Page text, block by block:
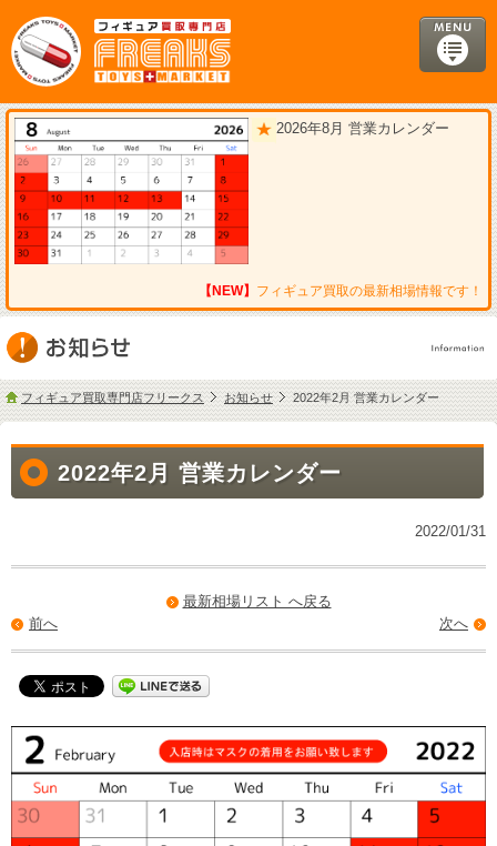
2026年8月 営業カレンダー
【NEW】 フィギュア買取の最新相場情報です！
フィギュア買取専門店フリークス お知らせ 2022年2月 営業カレンダー
2022年2月 営業カレンダー
2022/01/31
最新相場リスト へ戻る
次へ
前へ